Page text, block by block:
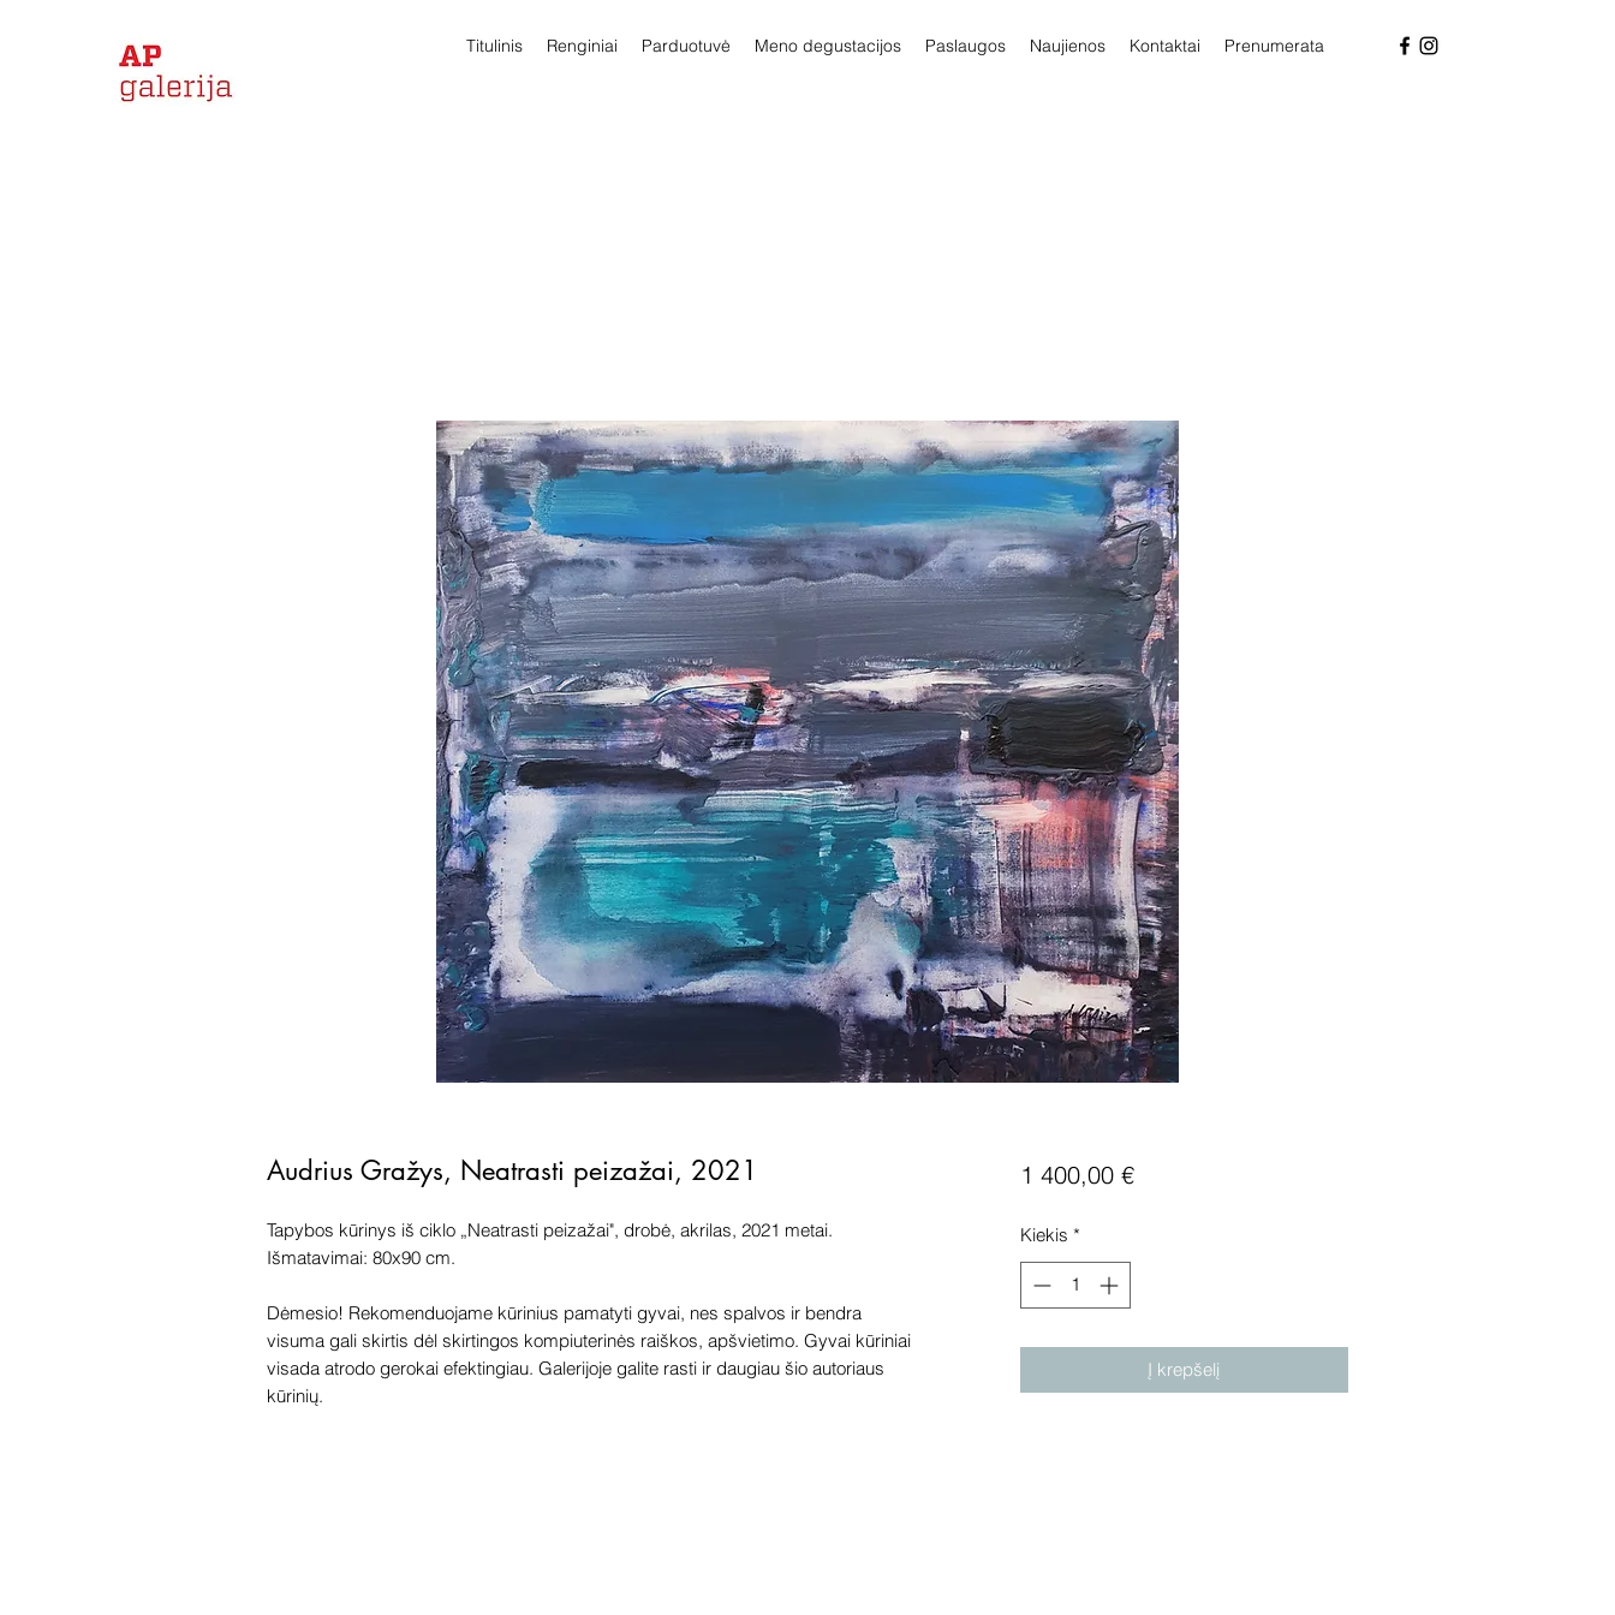
Titulinis Renginiai Parduotuvė Meno degustacijos Paslaugos Naujienos Kontaktai Prenumerata
Audrius Gražys, Neatrasti peizažai, 2021
Tapybos kūrinys iš ciklo „Neatrasti peizažai", drobė, akrilas, 2021 metai.
Išmatavimai: 80x90 cm.
Dėmesio! Rekomenduojame kūrinius pamatyti gyvai, nes spalvos ir bendra
visuma gali skirtis dėl skirtingos kompiuterinės raiškos, apšvietimo. Gyvai kūriniai
visada atrodo gerokai efektingiau. Galerijoje galite rasti ir daugiau šio autoriaus
kūrinių.
1 400,00 €Price
Kiekis *
Į krepšelį